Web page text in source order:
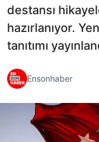
destansı
hazırlanıyor.
tanıtımı
Ensonhaber